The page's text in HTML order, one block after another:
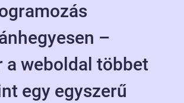
–
a weboldal többet
egy egyszerű